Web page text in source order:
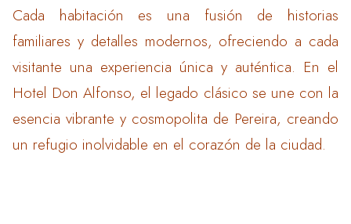
Cada habitación es una fusión de historias
familiares y detalles modernos, ofreciendo a cada
visitante una experiencia única y auténtica. En el
Hotel Don Alfonso, el legado clásico se une con la
esencia vibrante y cosmopolita de Pereira, creando
un refugio inolvidable en el corazón de la ciudad.